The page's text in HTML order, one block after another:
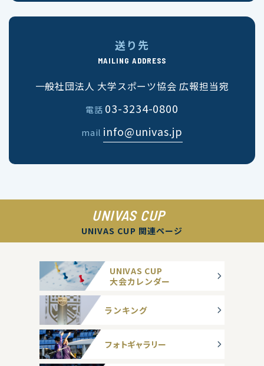
送り先
MAILING ADDRESS
一般社団法人 大学スポーツ協会 広報担当宛
電話 03-3234-0800
mail info@univas.jp
UNIVAS CUP
UNIVAS CUP 関連ページ
UNIVAS CUP
大会カレンダー
ランキング
フォトギャラリー